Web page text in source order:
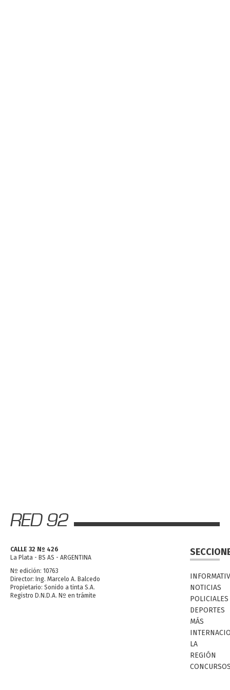
CALLE 32 Nº 426
La Plata - BS AS - ARGENTINA
Nº edición: 10763
Director: Ing. Marcelo A. Balcedo
Propietario: Sonido a tinta S.A.
Registro D.N.D.A. Nº en trámite
NOTICIAS
POLICIALES
DEPORTES
MÁS
LA
REGIÓN